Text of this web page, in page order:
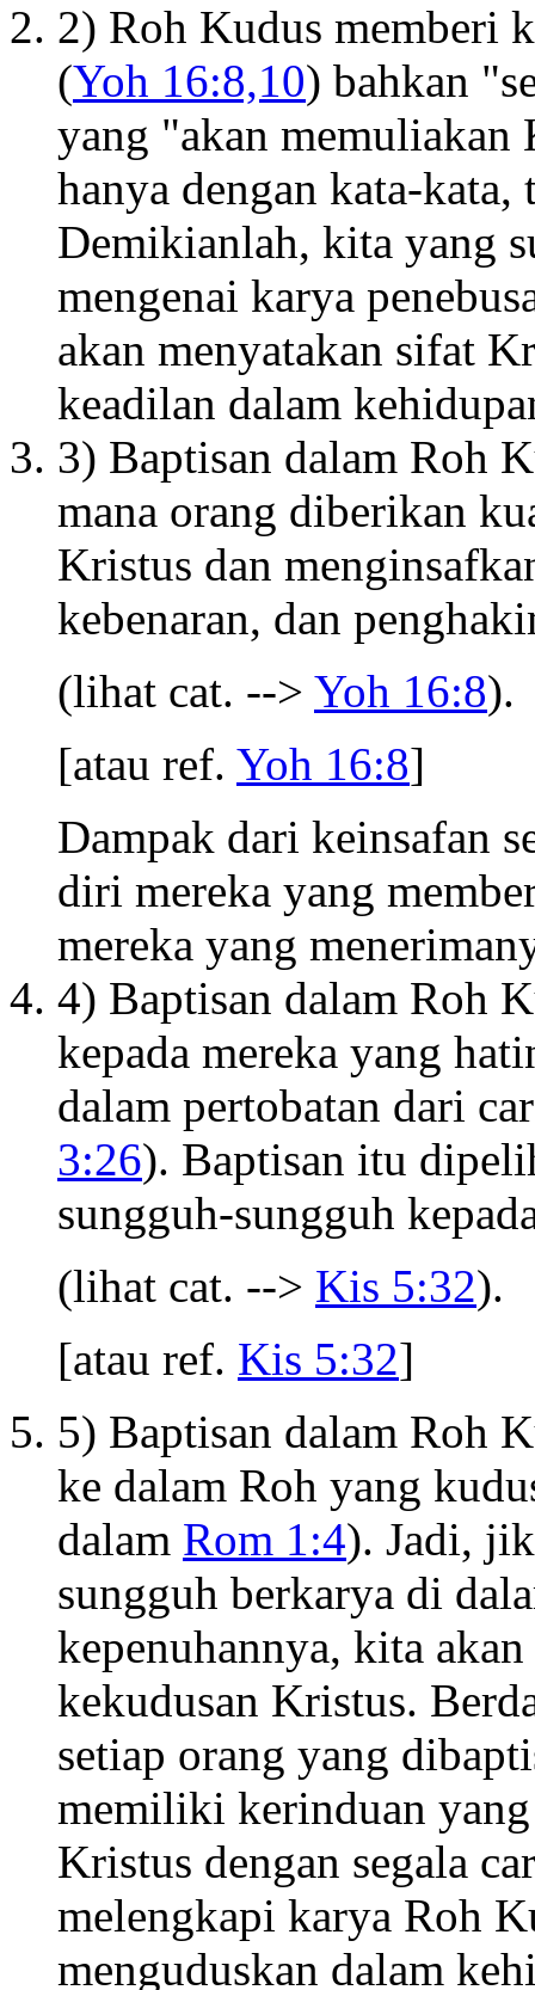
2) Roh Kudus memberi
(Yoh 16:8,10) bahkan
yang "akan memuliakan
hanya dengan kata-
Demikianlah, kita yang
mengenai karya
akan menyatakan sifat
keadilan dalam
3) Baptisan dalam Roh
mana orang diberikan
Kristus dan
kebenaran, dan
(lihat cat. --> Yoh 16:8).
[atau ref. Yoh 16:8]
Dampak dari keinsafan
diri mereka yang
mereka yang
4) Baptisan dalam Roh
kepada mereka yang
dalam pertobatan dari
3:26). Baptisan itu
sungguh-sungguh
(lihat cat. --> Kis 5:32).
[atau ref. Kis 5:32]
5) Baptisan dalam Roh
ke dalam Roh yang
dalam Rom 1:4). Jadi,
sungguh berkarya di
kepenuhannya, kita
kekudusan Kristus.
setiap orang yang
memiliki kerinduan
Kristus dengan segala
melengkapi karya Roh
menguduskan dalam